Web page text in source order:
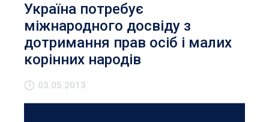
Україна потребує
міжнародного досвіду з
дотримання прав осіб і малих
корінних народів
03.05.2013